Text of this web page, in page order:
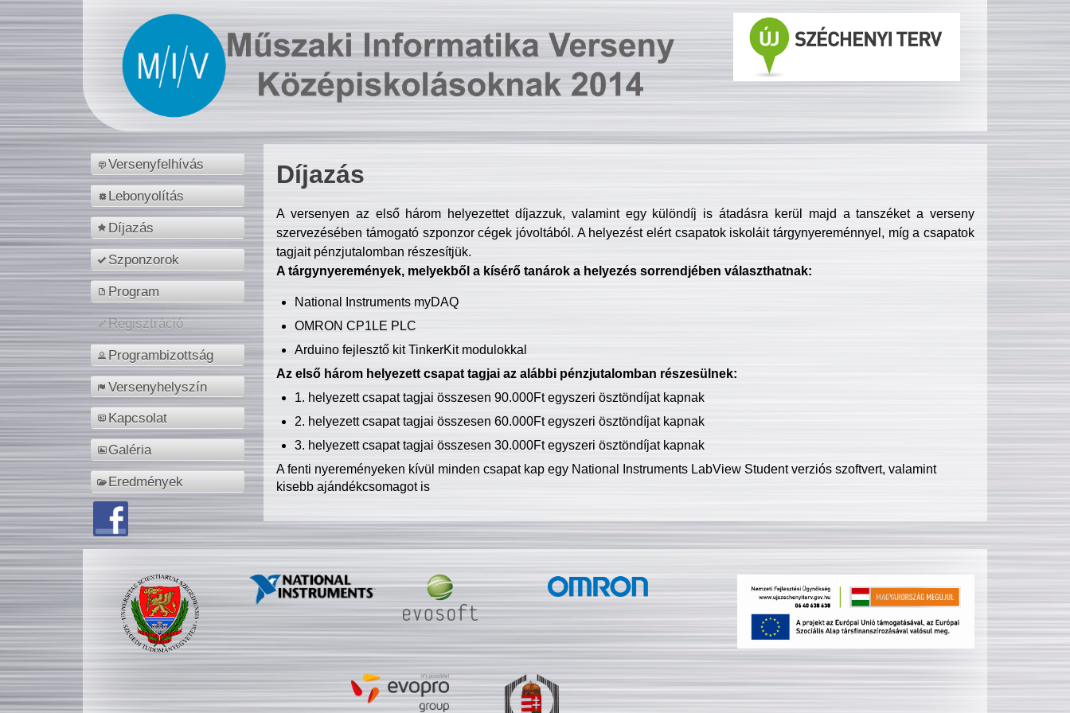
Versenyfelhívás
Lebonyolítás
Díjazás
Szponzorok
Program
Regisztráció
Programbizottság
Versenyhelyszín
Kapcsolat
Galéria
Eredmények
Díjazás
A versenyen az első három helyezettet díjazzuk, valamint egy különdíj is átadásra kerül majd a tanszéket a verseny
szervezésében támogató szponzor cégek jóvoltából. A helyezést elért csapatok iskoláit tárgynyereménnyel, míg a csapatok
tagjait pénzjutalomban részesítjük.
A tárgynyeremények, melyekből a kísérő tanárok a helyezés sorrendjében választhatnak:
National Instruments myDAQ
OMRON CP1LE PLC
Arduino fejlesztő kit TinkerKit modulokkal
Az első három helyezett csapat tagjai az alábbi pénzjutalomban részesülnek:
1. helyezett csapat tagjai összesen 90.000Ft egyszeri ösztöndíjat kapnak
2. helyezett csapat tagjai összesen 60.000Ft egyszeri ösztöndíjat kapnak
3. helyezett csapat tagjai összesen 30.000Ft egyszeri ösztöndíjat kapnak
A fenti nyereményeken kívül minden csapat kap egy National Instruments LabView Student verziós szoftvert, valamint
kisebb ajándékcsomagot is